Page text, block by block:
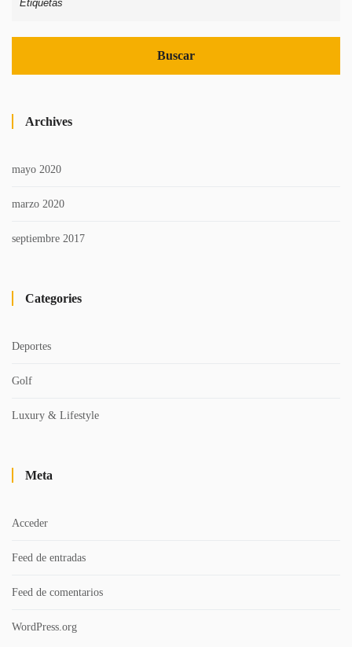
Archives
mayo 2020
marzo 2020
septiembre 2017
Categories
Deportes
Golf
Luxury & Lifestyle
Meta
Acceder
Feed de entradas
Feed de comentarios
WordPress.org